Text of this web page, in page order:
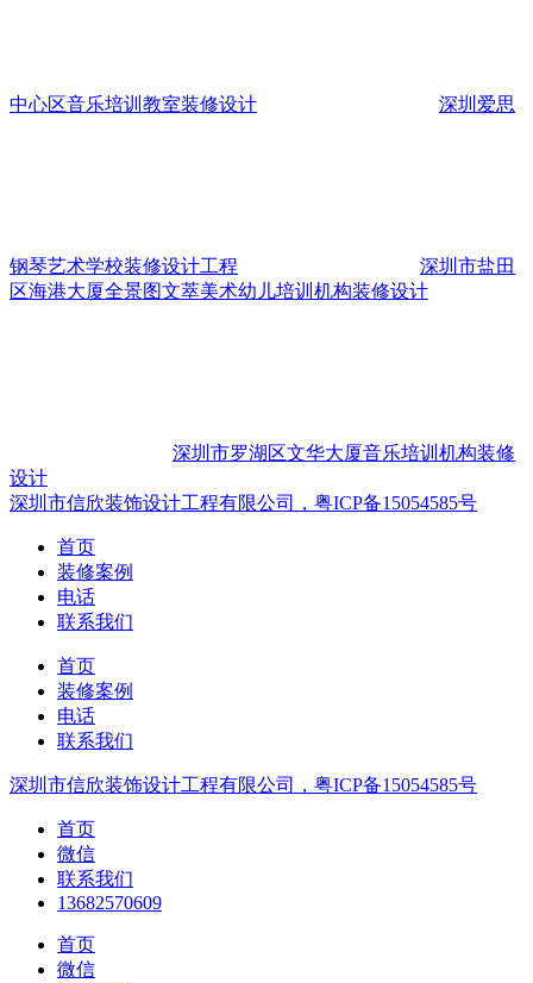
中心区音乐培训教室装修设计 深圳爱思
钢琴艺术学校装修设计工程
深圳市盐田
区海港大厦全景图文萃美术幼儿培训机构装修设计
深圳市罗湖区文华大厦音乐培训机构装修
设计
深圳市信欣装饰设计工程有限公司，粤ICP备15054585号
首页
装修案例
电话
联系我们
首页
装修案例
电话
联系我们
深圳市信欣装饰设计工程有限公司，粤ICP备15054585号
首页
微信
联系我们
13682570609
首页
微信